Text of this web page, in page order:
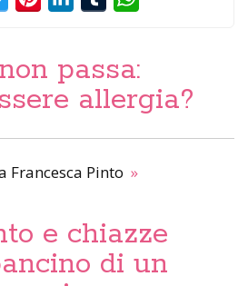
passa:
allergia?
Francesca Pinto »
e chiazze
di un